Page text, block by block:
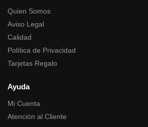
Quien Somos
Aviso Legal
Calidad
Política de Privacidad
Tarjetas Regalo
Ayuda
Mi Cuenta
Atención al Cliente